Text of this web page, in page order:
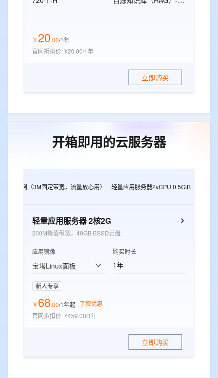
￥20.00/1年
官网折扣价:¥20.00/1年
立即购买
开箱即用的云服务器
e实例（3M固定带宽，流量放心用） 轻量应用服务器2vCPU 0.5GiB
轻量应用服务器 2核2G
200M峰值带宽，40GB ESSD云盘
应用镜像
宝塔Linux面板
购买时长
1年
新人专享
￥68.00/1年起 了解优惠
官网折扣价:¥459.00/1年
立即购买